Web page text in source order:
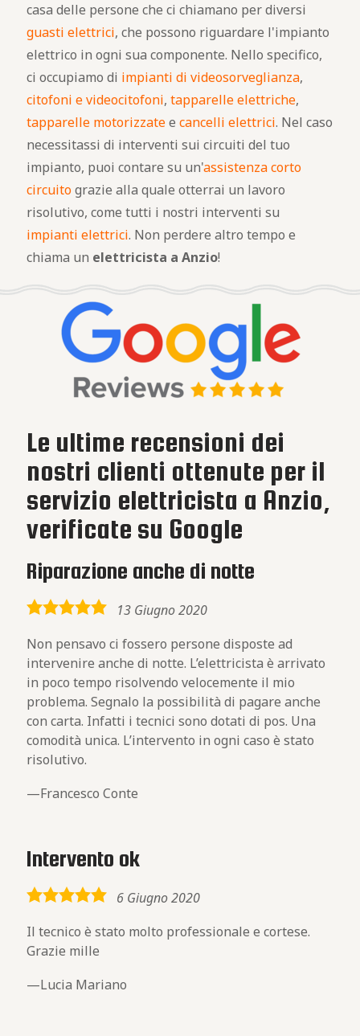
casa delle persone che ci chiamano per diversi
guasti elettrici, che possono riguardare l'impianto
elettrico in ogni sua componente. Nello specifico,
ci occupiamo di impianti di videosorveglianza,
citofoni e videocitofoni, tapparelle elettriche,
tapparelle motorizzatee cancelli elettrici. Nel caso
necessitassi di interventi sui circuiti del tuo
impianto, puoi contare su un'assistenza corto
circuitograzie alla quale otterrai un lavoro
risolutivo, come tutti i nostri interventi su
impianti elettrici. Non perdere altro tempo e
chiama un elettricista a Anzio!
Le ultime recensioni dei
nostri clienti ottenute per il
servizio elettricista a Anzio,
verificate su Google
Riparazione anche di notte
5,0
13 Giugno 2020
Non pensavo ci fossero persone disposte ad
intervenire anche di notte. L’elettricista è arrivato
in poco tempo risolvendo velocemente il mio
problema. Segnalo la possibilità di pagare anche
con carta. Infatti i tecnici sono dotati di pos. Una
comodità unica. L’intervento in ogni caso è stato
risolutivo.
Francesco Conte
Intervento ok
5,0
6 Giugno 2020
Il tecnico è stato molto professionale e cortese.
Grazie mille
Lucia Mariano